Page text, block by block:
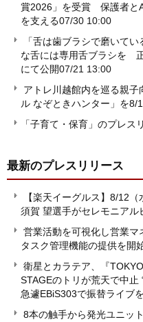
賞2026」を受賞 保護者と
を支える07/30 10:00
「舌は歯ブラシで磨いて
な舌には専用舌ブラシを
にて公開07/21 13:00
アトレ川越館内を巡る親
ル なぞときハンター」を8/
「子育て・保育」のプレス
最新のプレスリリース
【楽天イーグルス】8/12
須賀 望選手がセレモニアル
営業活動を可視化し営業
タスク管理機能の提供を開
衛星とカラテア、『
STAGEのトリが荒天で中止
急遽EBiS303で振替ライブ
8本の触手から発光ユニッ